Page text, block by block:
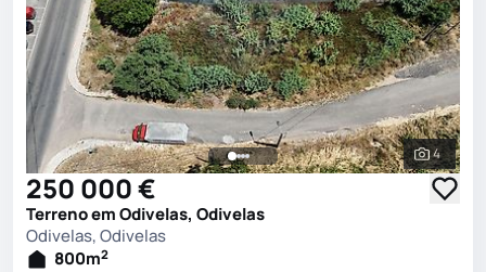
Ver
4
250 000 €
Terreno em Odivelas, Odivelas
Odivelas, Odivelas
800m2